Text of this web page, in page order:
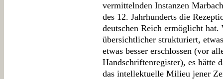
vermittelnden Instanzen
des 12. Jahrhunderts die
deutschen Reich ermöglicht hat.
übersichtlicher strukturiert,
etwas besser erschlossen (vor
Handschriftenregister), es hätte
das intellektuelle Milieu jener